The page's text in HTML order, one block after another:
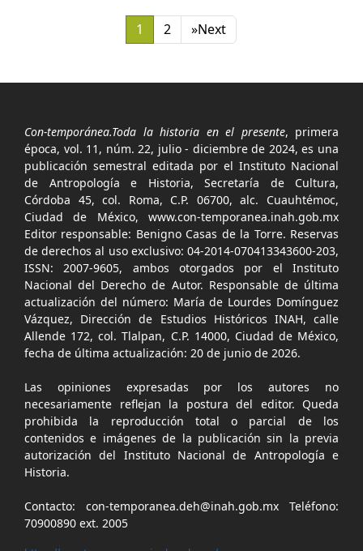
1 2 »Next
Con-temporánea.Toda la historia en el presente, primera
época, vol. 11, núm. 22, julio - diciembre de 2024, es una
publicación semestral editada por el Instituto Nacional
de Antropología e Historia, Secretaría de Cultura,
Córdoba 45, col. Roma, C.P. 06700, alc. Cuauhtémoc,
Ciudad de México, www.con-temporanea.inah.gob.mx
Editor responsable: Benigno Casas de la Torre. Reservas
de derechos al uso exclusivo: 04-2014-070413343600-203,
ISSN: 2007-9605, ambos otorgados por el Instituto
Nacional del Derecho de Autor. Responsable de última
actualización del número: María de Lourdes Domínguez
Vázquez, Dirección de Estudios Históricos INAH, calle
Allende 172, col. Tlalpan, C.P. 14000, Ciudad de México,
fecha de última actualización: 20 de junio de 2026.
Las opiniones expresadas por los autores no
necesariamente reflejan la postura del editor. Queda
prohibida la reproducción total o parcial de los
contenidos e imágenes de la publicación sin la previa
autorización del Instituto Nacional de Antropología e
Historia.
Contacto: con-temporanea.deh@inah.gob.mx Teléfono:
70900890 ext. 2005